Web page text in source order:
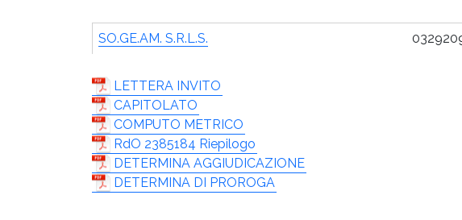
SO.GE.AM. S.R.L.S.
LETTERA INVITO
CAPITOLATO
COMPUTO METRICO
RdO 2385184 Riepilogo
DETERMINA AGGIUDICAZIONE
DETERMINA DI PROROGA